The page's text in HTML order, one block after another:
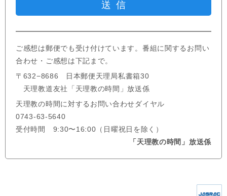
ご感想は郵便でも受け付けています。番組に関するお問い
合わせ・ご感想は下記まで。
〒632−8686 日本郵便天理局私書箱30
天理教道友社「天理教の時間」放送係
天理教の時間に対するお問い合わせダイヤル
0743-63-5640
受付時間 9:30〜16:00（日曜祝日を除く）
「天理教の時間」放送係